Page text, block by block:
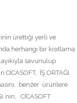
ürettiği yerli ve
herhangi bir kısıtlama
savunulup
İŞ ORTAĞI
benzer ürünlere
CİCASOFT